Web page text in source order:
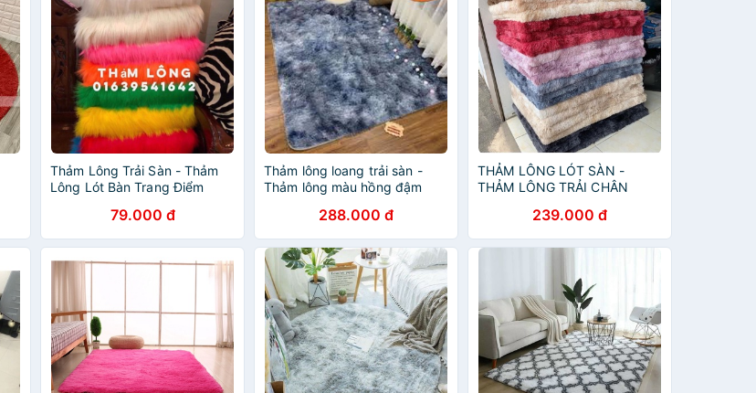
Thảm Lông Trải Sàn - Thảm
Lông Lót Bàn Trang Điểm
79.000 đ
Thảm lông loang trải sàn -
Thảm lông màu hồng đậm
288.000 đ
THẢM LÔNG LÓT SÀN -
THẢM LÔNG TRẢI CHÂN
239.000 đ